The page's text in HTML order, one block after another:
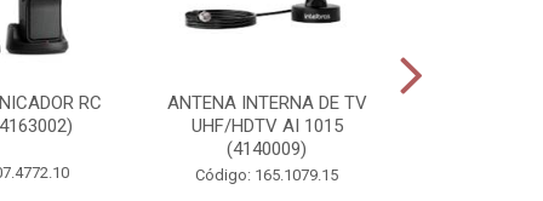
RC
ANTENA INTERNA DE TV
UHF/HDTV AI 1015
(4140009)
Código: 165.1079.15